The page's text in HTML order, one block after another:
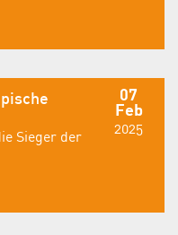
07
Feb
2025
Sieger der